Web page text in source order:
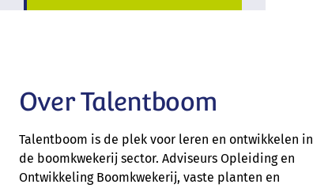
Over Talentboom
Talentboom is de plek voor leren en ontwikkelen in
de boomkwekerij sector. Adviseurs Opleiding en
Ontwikkeling Boomkwekerij, vaste planten en